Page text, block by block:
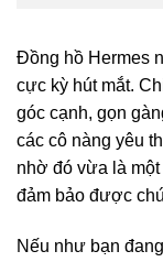
Đồng hồ Hermes
cực kỳ hút mắt.
góc cạnh, gọn
các cô nàng yêu
nhờ đó vừa là
đảm bảo được
Nếu như bạn